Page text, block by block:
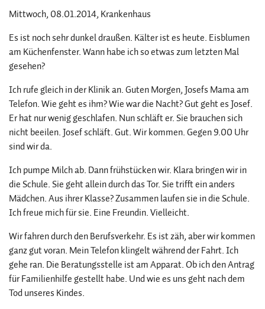
Mittwoch, 08.01.2014, Krankenhaus
Es ist noch sehr dunkel draußen. Kälter ist es heute. Eisblumen
am Küchenfenster. Wann habe ich so etwas zum letzten Mal
gesehen?
Ich rufe gleich in der Klinik an. Guten Morgen, Josefs Mama am
Telefon. Wie geht es ihm? Wie war die Nacht? Gut geht es Josef.
Er hat nur wenig geschlafen. Nun schläft er. Sie brauchen sich
nicht beeilen. Josef schläft. Gut. Wir kommen. Gegen 9.00 Uhr
sind wir da.
Ich pumpe Milch ab. Dann frühstücken wir. Klara bringen wir in
die Schule. Sie geht allein durch das Tor. Sie trifft ein anders
Mädchen. Aus ihrer Klasse? Zusammen laufen sie in die Schule.
Ich freue mich für sie. Eine Freundin. Vielleicht.
Wir fahren durch den Berufsverkehr. Es ist zäh, aber wir kommen
ganz gut voran. Mein Telefon klingelt während der Fahrt. Ich
gehe ran. Die Beratungsstelle ist am Apparat. Ob ich den Antrag
für Familienhilfe gestellt habe. Und wie es uns geht nach dem
Tod unseres Kindes.